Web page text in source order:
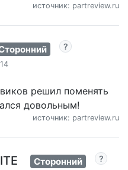
источник: partreview.ru
решил поменять
довольным!
источник: partreview.ru
Сторонний